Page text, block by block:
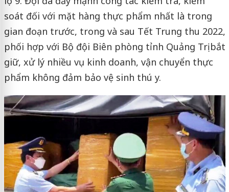
soát đối với mặt hàng thực phẩm nhất là trong
gian đoạn trước, trong và sau Tết Trung thu 2022,
phối hợp với Bộ đội Biên phòng tỉnh Quảng Trị bắt
giữ, xử lý nhiều vụ kinh doanh, vận chuyển thực
phẩm không đảm bảo vệ sinh thú y.